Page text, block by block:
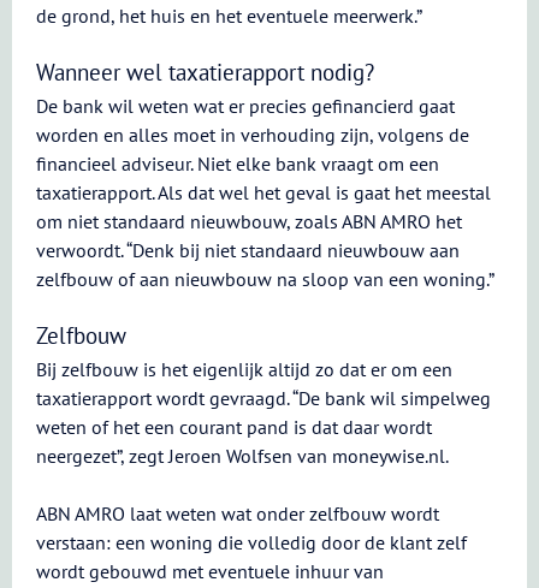
de grond, het huis en het eventuele meerwerk.”
Wanneer wel taxatierapport nodig?
De bank wil weten wat er precies gefinancierd gaat
worden en alles moet in verhouding zijn, volgens de
financieel adviseur. Niet elke bank vraagt om een
taxatierapport. Als dat wel het geval is gaat het meestal
om niet standaard nieuwbouw, zoals ABN AMRO het
verwoordt. “Denk bij niet standaard nieuwbouw aan
zelfbouw of aan nieuwbouw na sloop van een woning.”
Zelfbouw
Bij zelfbouw is het eigenlijk altijd zo dat er om een
taxatierapport wordt gevraagd. “De bank wil simpelweg
weten of het een courant pand is dat daar wordt
neergezet”, zegt Jeroen Wolfsen van moneywise.nl.
ABN AMRO laat weten wat onder zelfbouw wordt
verstaan: een woning die volledig door de klant zelf
wordt gebouwd met eventuele inhuur van